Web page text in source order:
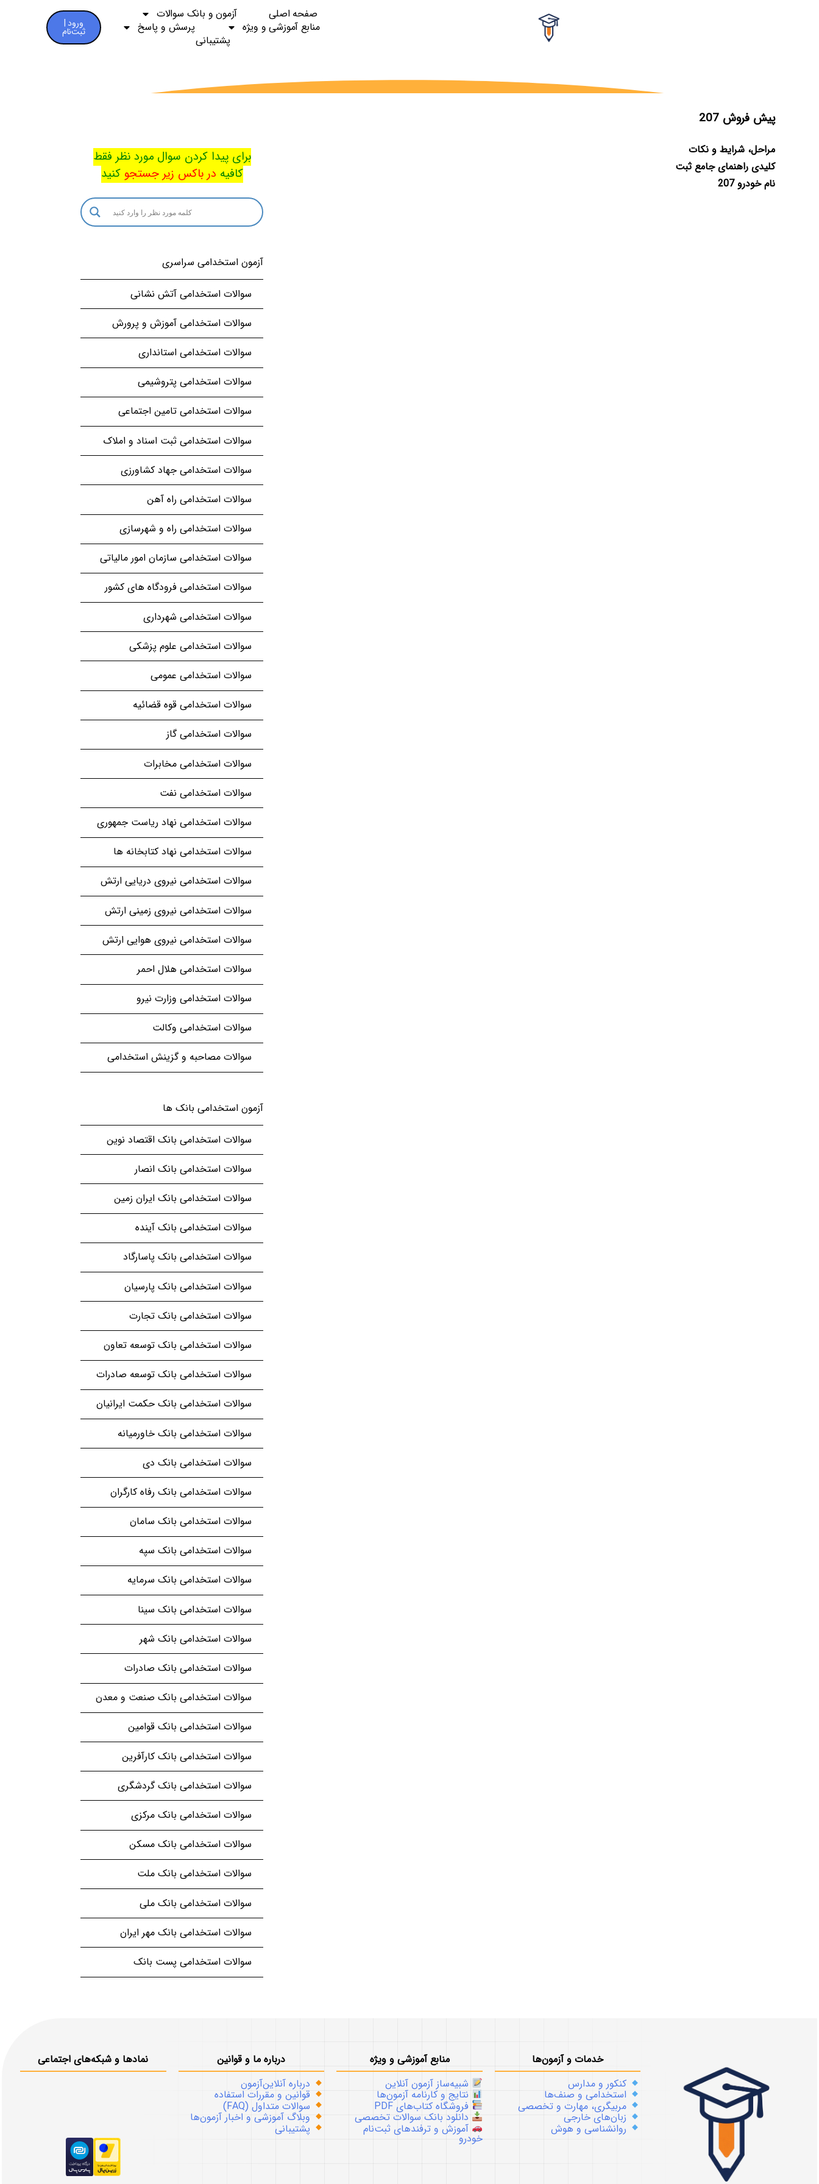
صفحه اصلی
آزمون و بانک سوالات
منابع آموزشی و ویژه
پرسش و پاسخ
پشتیبانی
ورود |
ثبت‌نام
پیش فروش 207
مراحل، شرایط و نکات
کلیدی راهنمای جامع ثبت
نام خودرو 207
برای پیدا کردن سوال مورد نظر فقط
کافیه در باکس زیر جستجو کنید
آزمون استخدامی سراسری
سوالات استخدامی آتش نشانی
سوالات استخدامی آموزش و پرورش
سوالات استخدامی استانداری
سوالات استخدامی پتروشیمی
سوالات استخدامی تامین اجتماعی
سوالات استخدامی ثبت اسناد و املاک
سوالات استخدامی جهاد کشاورزی
سوالات استخدامی راه آهن
سوالات استخدامی راه و شهرسازی
سوالات استخدامی سازمان امور مالیاتی
سوالات استخدامی فرودگاه های کشور
سوالات استخدامی شهرداری
سوالات استخدامی علوم پزشکی
سوالات استخدامی عمومی
سوالات استخدامی قوه قضائیه
سوالات استخدامی گاز
سوالات استخدامی مخابرات
سوالات استخدامی نفت
سوالات استخدامی نهاد ریاست جمهوری
سوالات استخدامی نهاد کتابخانه ها
سوالات استخدامی نیروی دریایی ارتش
سوالات استخدامی نیروی زمینی ارتش
سوالات استخدامی نیروی هوایی ارتش
سوالات استخدامی هلال احمر
سوالات استخدامی وزارت نیرو
سوالات استخدامی وکالت
سوالات مصاحبه و گزینش استخدامی
آزمون استخدامی بانک ها
سوالات استخدامی بانک اقتصاد نوین
سوالات استخدامی بانک انصار
سوالات استخدامی بانک ایران زمین
سوالات استخدامی بانک آینده
سوالات استخدامی بانک پاسارگاد
سوالات استخدامی بانک پارسیان
سوالات استخدامی بانک تجارت
سوالات استخدامی بانک توسعه تعاون
سوالات استخدامی بانک توسعه صادرات
سوالات استخدامی بانک حکمت ایرانیان
سوالات استخدامی بانک خاورمیانه
سوالات استخدامی بانک دی
سوالات استخدامی بانک رفاه کارگران
سوالات استخدامی بانک سامان
سوالات استخدامی بانک سپه
سوالات استخدامی بانک سرمایه
سوالات استخدامی بانک سینا
سوالات استخدامی بانک شهر
سوالات استخدامی بانک صادرات
سوالات استخدامی بانک صنعت و معدن
سوالات استخدامی بانک قوامین
سوالات استخدامی بانک کارآفرین
سوالات استخدامی بانک گردشگری
سوالات استخدامی بانک مرکزی
سوالات استخدامی بانک مسکن
سوالات استخدامی بانک ملت
سوالات استخدامی بانک ملی
سوالات استخدامی بانک مهر ایران
سوالات استخدامی پست بانک
خدمات و آزمون‌ها
کنکور و مدارس
استخدامی و صنف‌ها
مربیگری، مهارت و تخصصی
زبان‌های خارجی
روانشناسی و هوش
منابع آموزشی و ویژه
شبیه‌ساز آزمون آنلاین
نتایج و کارنامه آزمون‌ها
فروشگاه کتاب‌های PDF
دانلود بانک سوالات تخصصی
آموزش و ترفندهای ثبت‌نام
خودرو
درباره ما و قوانین
درباره آنلاین‌آزمون
قوانین و مقررات استفاده
سوالات متداول (FAQ)
وبلاگ آموزشی و اخبار آزمون‌ها
پشتیبانی
نمادها و شبکه‌های اجتماعی